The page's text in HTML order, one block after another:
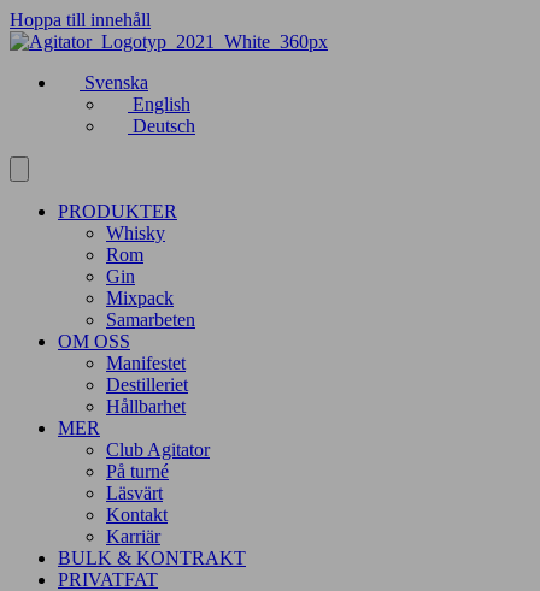
Hoppa till innehåll
Svenska
English
Deutsch
PRODUKTER
Whisky
Rom
Gin
Mixpack
Samarbeten
OM OSS
Manifestet
Destilleriet
Hållbarhet
MER
Club Agitator
På turné
Läsvärt
Kontakt
Karriär
BULK & KONTRAKT
PRIVATFAT